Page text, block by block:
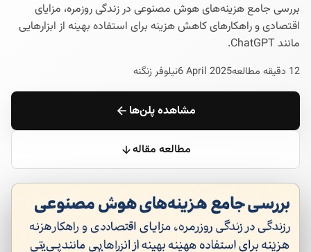
بررسی جامع هزینه‌های هوش مصنوعی در زندگی روزمره، مزایای
اقتصادی و راهکارهای کاهش هزینه برای استفاده بهینه از ابزارهایی
مانند ChatGPT.
12 دقیقه مطالعه 6 April 2025نیلوفر زنگنه
مشاهده پلن‌ها
مطالعه مقاله